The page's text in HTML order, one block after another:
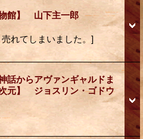
物館】 山下主一郎
れてしまいました。]
話からアヴァンギャルドま
元】 ジョスリン・ゴドウ